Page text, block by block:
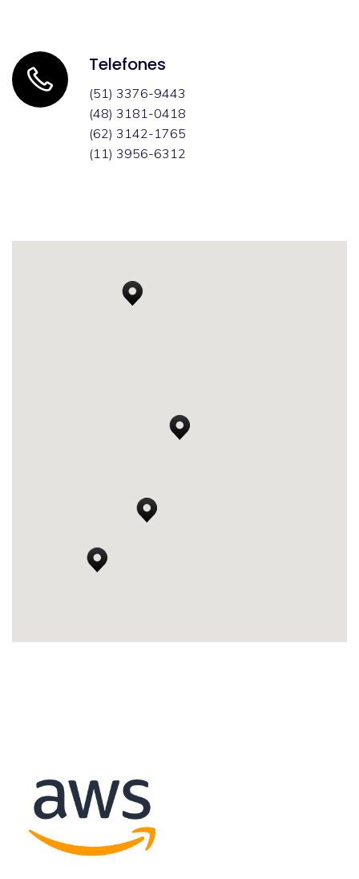
Telefones
(51) 3376-9443
(48) 3181-0418
(62) 3142-1765
(11) 3956-6312